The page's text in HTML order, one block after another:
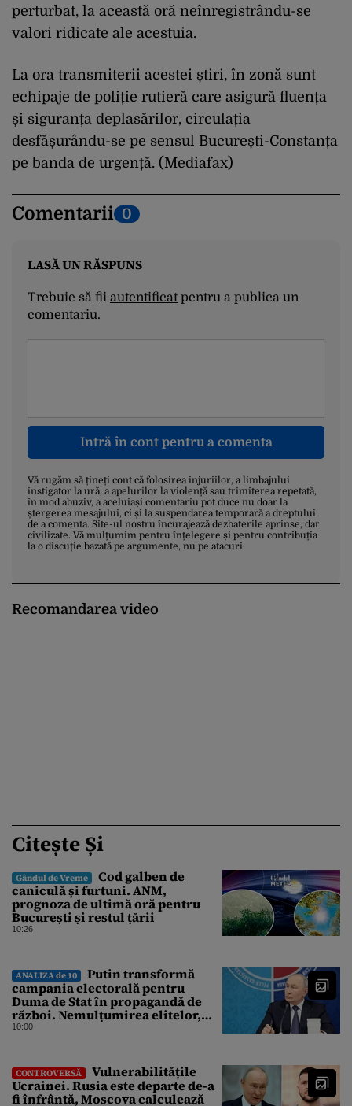
perturbat, la această oră neînregistrându-se
valori ridicate ale acestuia.
La ora transmiterii acestei știri, în zonă sunt
echipaje de poliție rutieră care asigură fluența
și siguranța deplasărilor, circulația
desfășurându-se pe sensul București-Constanța
pe banda de urgență. (Mediafax)
Comentarii 0
LASĂ UN RĂSPUNS
Trebuie să fii autentificatpentru a publica un
comentariu.
Intră în cont pentru a comenta
Vă rugăm să țineți cont că folosirea injuriilor, a limbajului
instigator la ură, a apelurilor la violență sau trimiterea repetată,
în mod abuziv, a aceluiași comentariu pot duce nu doar la
ștergerea mesajului, ci și la suspendarea temporară a dreptului
de a comenta. Site-ul nostru încurajează dezbaterile aprinse, dar
civilizate. Vă mulțumim pentru înțelegere și pentru contribuția
la o discuție bazată pe argumente, nu pe atacuri.
Recomandarea video
Citește Și
Gândul de Vreme
Cod galben de
caniculă și furtuni. ANM,
prognoza de ultimă oră pentru
București și restul țării
10:26
ANALIZA de 10
Putin transformă
campania electorală pentru
Duma de Stat în propagandă de
război. Nemulțumirea elitelor,
tratată cu indiferență la Kremlin
10:00
CONTROVERSĂ
Vulnerabilitățile
Ucrainei. Rusia este departe de-a
fi înfrântă, Moscova calculează